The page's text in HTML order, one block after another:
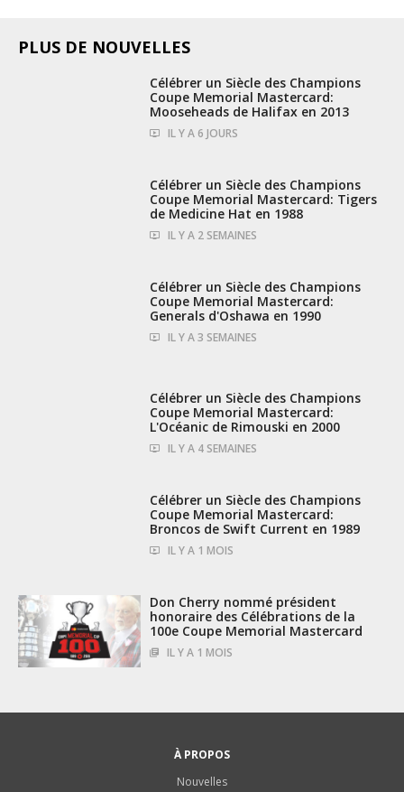
PLUS DE NOUVELLES
2:26
Célébrer un Siècle des Champions
Coupe Memorial Mastercard:
Mooseheads de Halifax en 2013
IL Y A 6 JOURS
Célébrer un Siècle des Champions
Coupe Memorial Mastercard: Tigers
de Medicine Hat en 1988
IL Y A 2 SEMAINES
Célébrer un Siècle des Champions
Coupe Memorial Mastercard:
Generals d'Oshawa en 1990
IL Y A 3 SEMAINES
Célébrer un Siècle des Champions
Coupe Memorial Mastercard:
L'Océanic de Rimouski en 2000
IL Y A 4 SEMAINES
Célébrer un Siècle des Champions
Coupe Memorial Mastercard:
Broncos de Swift Current en 1989
IL Y A 1 MOIS
Don Cherry nommé président
honoraire des Célébrations de la
100e Coupe Memorial Mastercard
IL Y A 1 MOIS
À PROPOS
Nouvelles